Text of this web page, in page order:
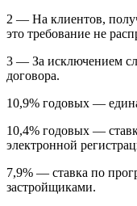
2 — На клиентов,
это требование не
3 — За исключением
договора.
10,9% годовых —
10,4% годовых —
электронной
7,9% — ставка по
застройщиками.